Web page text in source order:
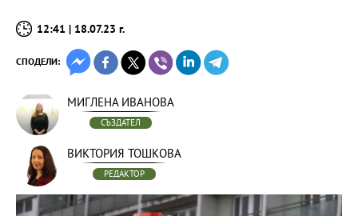
12:41 | 18.07.23 г.
СПОДЕЛИ:
МИГЛЕНА ИВАНОВА
СЪЗДАТЕЛ
ВИКТОРИЯ ТОШКОВА
РЕДАКТОР